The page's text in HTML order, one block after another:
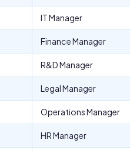
IT Manager
Finance Manager
R&D Manager
Legal Manager
Operations Manager
HR Manager